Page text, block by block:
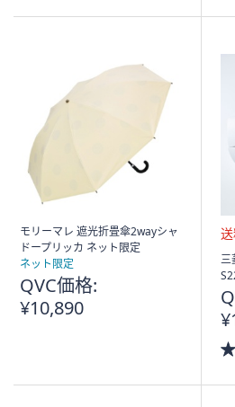
モリーマレ 遮光折畳傘2wayシャ
ドープリッカ ネット限定
ネット限定
QVC価格:
¥10,890
送
料
み
三